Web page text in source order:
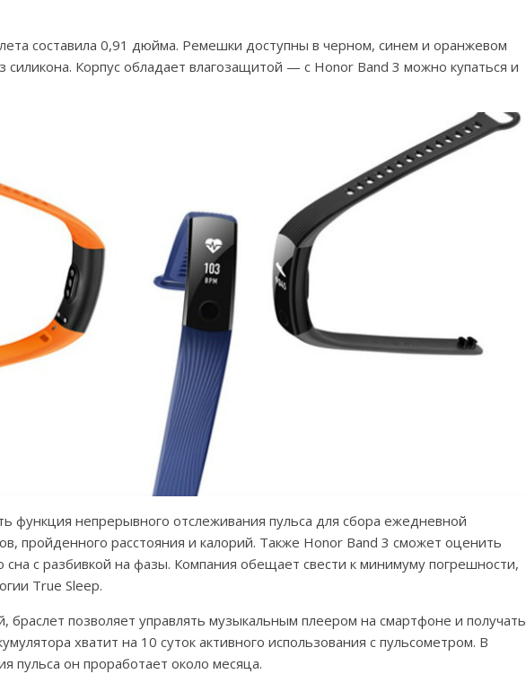
составила 0,91 дюйма. Ремешки доступны в черном, синем и оранжевом
Корпус обладает влагозащитой — с Honor Band 3 можно купаться и
функция непрерывного отслеживания пульса для сбора ежедневной
пройденного расстояния и калорий. Также Honor Band 3 сможет оценить
сна с разбивкой на фазы. Компания обещает свести к минимуму погрешности,
True Sleep.
позволяет управлять музыкальным плеером на смартфоне и получать
хватит на 10 суток активного использования с пульсометром. В
пульса он проработает около месяца.